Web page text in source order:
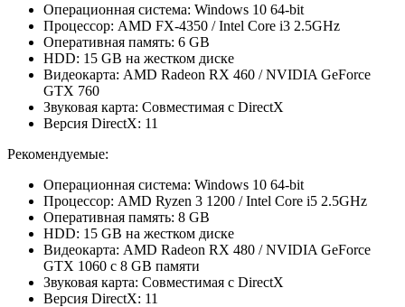
Операционная система: Windows 10 64-bit
Процессор: AMD FX-4350 / Intel Core i3 2.5GHz
Оперативная память: 6 GB
HDD: 15 GB на жестком диске
Видеокарта: AMD Radeon RX 460 / NVIDIA GeForce
GTX 760
Звуковая карта: Совместимая с DirectX
Версия DirectX: 11
Рекомендуемые:
Операционная система: Windows 10 64-bit
Процессор: AMD Ryzen 3 1200 / Intel Core i5 2.5GHz
Оперативная память: 8 GB
HDD: 15 GB на жестком диске
Видеокарта: AMD Radeon RX 480 / NVIDIA GeForce
GTX 1060 с 8 GB памяти
Звуковая карта: Совместимая с DirectX
Версия DirectX: 11